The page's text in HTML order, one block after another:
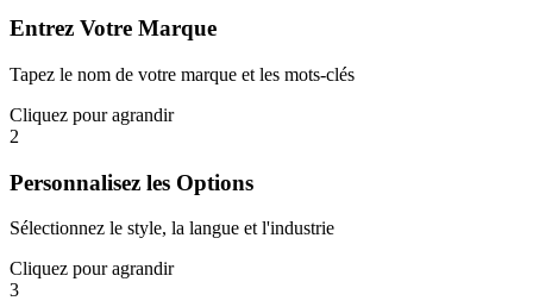
Entrez Votre Marque
Tapez le nom de votre marque et les mots-clés
Cliquez pour agrandir
2
Personnalisez les Options
Sélectionnez le style, la langue et l'industrie
Cliquez pour agrandir
3